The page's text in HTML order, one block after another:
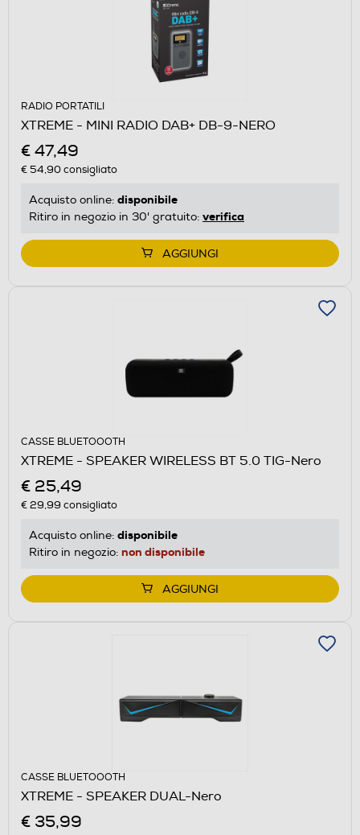
RADIO PORTATILI
XTREME - MINI RADIO DAB+ DB-9-NERO
€ 47,49
€ 54,90consigliato
Acquisto online: disponibile
Ritiro in negozio in 30' gratuito: verifica
AGGIUNGI
CASSE BLUETOOOTH
XTREME - SPEAKER WIRELESS BT 5.0 TIG-Nero
€ 25,49
€ 29,99 consigliato
Acquisto online: disponibile
Ritiro in negozio: non disponibile
AGGIUNGI
CASSE BLUETOOOTH
XTREME - SPEAKER DUAL-Nero
€ 35,99